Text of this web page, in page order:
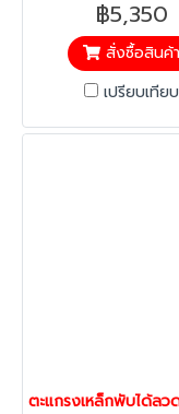
ล้อ4นิ้ว
฿5,350
สั่งซื้อสินค้า
เปรียบเทียบ
ตะแกรงเหล็กพับได้ล